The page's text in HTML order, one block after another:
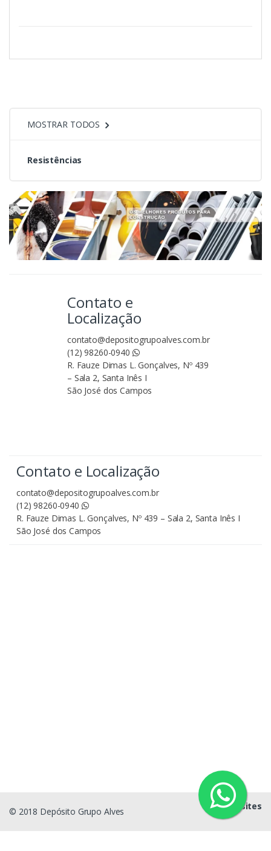
MOSTRAR TODOS
Resistências
Contato e
Localização
contato@depositogrupoalves.com.br
(12) 98260-0940
R. Fauze Dimas L. Gonçalves, Nº 439
– Sala 2, Santa Inês I
São José dos Campos
Contato e Localização
contato@depositogrupoalves.com.br
(12) 98260-0940
R. Fauze Dimas L. Gonçalves, Nº 439 – Sala 2, Santa Inês I
São José dos Campos
© 2018 Depósito Grupo Alves g1sites